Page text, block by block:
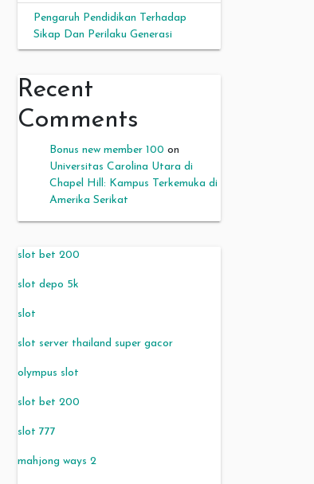
Pengaruh Pendidikan Terhadap
Sikap Dan Perilaku Generasi
Recent
Comments
Bonus new member 100 on
Universitas Carolina Utara di
Chapel Hill: Kampus Terkemuka di
Amerika Serikat
slot bet 200
slot depo 5k
slot
slot server thailand super gacor
olympus slot
slot bet 200
slot 777
mahjong ways 2